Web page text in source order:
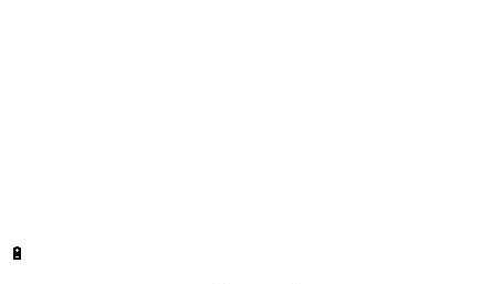
🔋